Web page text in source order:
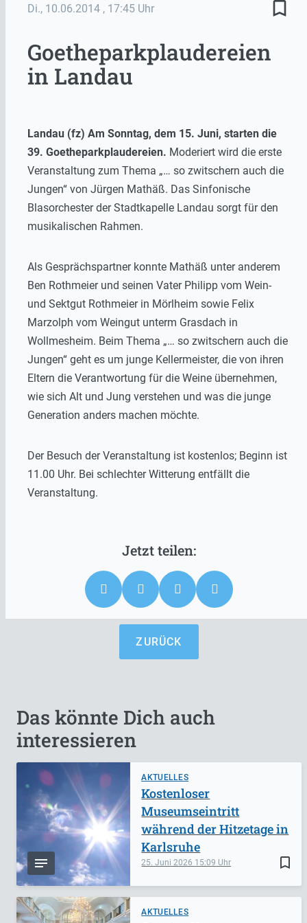
Di., 10.06.2014 , 17:45 Uhr bookmark_border
Goetheparkplaudereien
in Landau
Landau (fz) Am Sonntag, dem 15. Juni, starten die
39. Goetheparkplaudereien. Moderiert wird die erste
Veranstaltung zum Thema „… so zwitschern auch die
Jungen“ von Jürgen Mathäß. Das Sinfonische
Blasorchester der Stadtkapelle Landau sorgt für den
musikalischen Rahmen.
Als Gesprächspartner konnte Mathäß unter anderem
Ben Rothmeier und seinen Vater Philipp vom Wein-
und Sektgut Rothmeier in Mörlheim sowie Felix
Marzolph vom Weingut unterm Grasdach in
Wollmesheim. Beim Thema „… so zwitschern auch die
Jungen“ geht es um junge Kellermeister, die von ihren
Eltern die Verantwortung für die Weine übernehmen,
wie sich Alt und Jung verstehen und was die junge
Generation anders machen möchte.
Der Besuch der Veranstaltung ist kostenlos; Beginn ist
11.00 Uhr. Bei schlechter Witterung entfällt die
Veranstaltung.
ZURÜCK
Das könnte Dich auch
interessieren
AKTUELLES
bookmark_border
25. Juni 2026 15:09
Kostenloser
Museumseintritt
während der Hitzetage in
Karlsruhe
AKTUELLES